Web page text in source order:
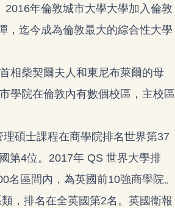
年倫敦城市大學大學加入倫敦
，迄今成為倫敦最大的綜合性大學
相柴契爾夫人和東尼布萊爾的母
學院在倫敦內有數個校區，主校區
碩士課程在商學院排名世界第37
第4位。2017年 QS 世界大學排
區間內，為英國前10強商學院。
，排名在全英國第2名。英國衛報